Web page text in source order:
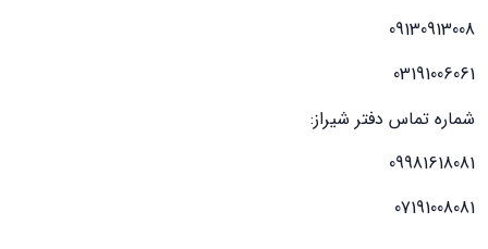
09130913008
03191006061
شماره تماس دفتر شیراز:
09981618081
07191008081